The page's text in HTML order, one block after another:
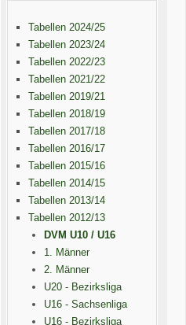
Tabellen 2024/25
Tabellen 2023/24
Tabellen 2022/23
Tabellen 2021/22
Tabellen 2019/21
Tabellen 2018/19
Tabellen 2017/18
Tabellen 2016/17
Tabellen 2015/16
Tabellen 2014/15
Tabellen 2013/14
Tabellen 2012/13
DVM U10 / U16
1. Männer
2. Männer
U20 - Bezirksliga
U16 - Sachsenliga
U16 - Bezirksliga